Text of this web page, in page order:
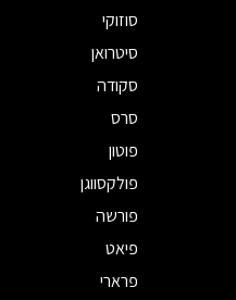
סוזוקי
סיטרואן
סקודה
סרס
פוטון
פולקסווגן
פורשה
פיאט
פרארי